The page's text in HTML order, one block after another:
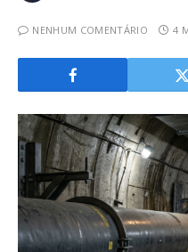
NENHUM COMENTÁRIO 4